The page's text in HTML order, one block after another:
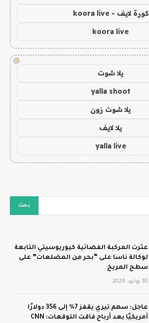
كورة لايف - koora live
koora live
!
يلا شوت
yalla shoot
يلا شوت زون
يلا لايف
yalla live
عثرت المركبة الفضائية كيوريوسيتي التابعة
لوكالة ناسا على “بحر من المضلعات” على
سطح المريخ
30 يوليو، 2026
عاجل: سهم تيري يقفز 7% إلى 356 دولارًا
أمريكيًا بعد أرباح فاقت التوقعات: CNN